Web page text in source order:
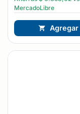
MercadoLibre
Agregar